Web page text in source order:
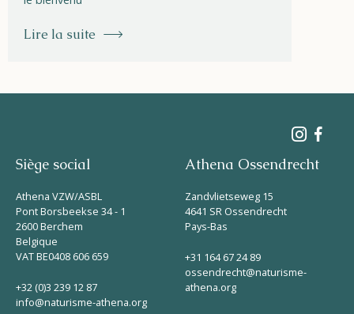
Lire la suite
Siège social
Athena VZW/ASBL
Pont Borsbeekse 34 - 1
2600 Berchem
Belgique
VAT BE0408 606 659
+32 (0)3 239 12 87
info@naturisme-athena.org
Athena Ossendrecht
Zandvlietseweg 15
4641 SR Ossendrecht
Pays-Bas
+31 164 67 24 89
ossendrecht@naturisme-
athena.org